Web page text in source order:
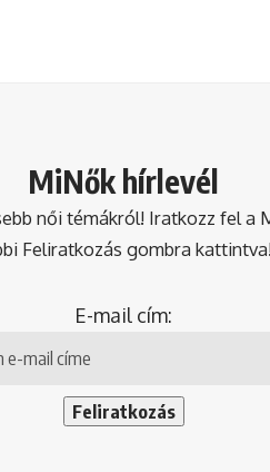
MiNők hírlevél
női témákról! Iratkozz fel a
Feliratkozás gombra
E-mail cím: